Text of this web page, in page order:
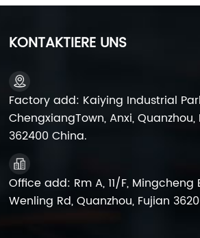
KONTAKTIERE UNS
Factory add: Kaiying Industrial
ChengxiangTown, Anxi, Quanzhou,
362400 China.
Office add: Rm A, 11/F, Mingcheng
Wenling Rd, Quanzhou, Fujian